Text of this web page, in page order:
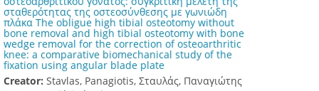
σταθερότητας της οστεοσύνθεσης με γωνιώδη
πλάκα The obligue high tibial osteotomy without
bone removal and high tibial osteotomy with bone
wedge removal for the correction of osteoarthritic
knee: a comparative biomechanical study of the
fixation using angular blade plate
Creator: Stavlas, Panagiotis, Σταυλάς, Παναγιώτης